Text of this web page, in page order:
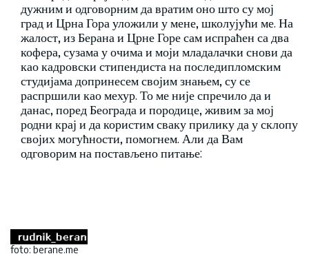
дужним и одговорним да вратим оно што су мој
град и Црна Гора уложили у мене, школујући ме. На
жалост, из Берана и Црне Горе сам испраћен са два
кофера, сузама у очима и моји младалачки снови да
као кадровски стипендиста на последипломским
студијама допринесем својим знањем, су се
распршили као мехур. То ме није спречило да и
данас, поред Београда и породице, живим за мој
родни крај и да користим сваку прилику да у склопу
својих могућности, помогнем. Али да Вам
одговорим на постављено питање:
foto: berane.me